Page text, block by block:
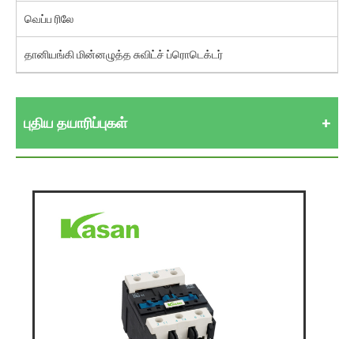
வெப்ப ரிலே
தானியங்கி மின்னழுத்த சுவிட்ச் ப்ரொடெக்டர்
புதிய தயாரிப்புகள்